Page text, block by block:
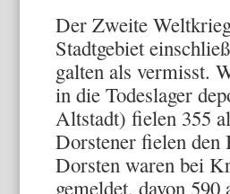
Der Zweite
Stadtgebiet
galten als vermisst.
in die Todeslager
Altstadt) fielen 355
Dorstener fielen
Dorsten waren bei
gemeldet, davon